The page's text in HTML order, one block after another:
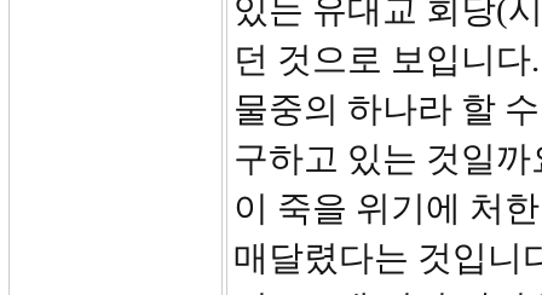
있는 유대교 회당(
던 것으로 보입니
물중의 하나라 할
구하고 있는 것일
이 죽을 위기에 처
매달렸다는 것입니